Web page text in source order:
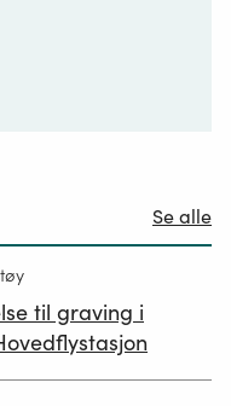
Se alle
til graving i